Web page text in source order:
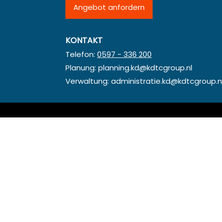
Angebot anfordern
KONTAKT
Telefon: 0597 - 336 200
Planung: planning.kd@kdtcgroup.nl
Verwaltung: